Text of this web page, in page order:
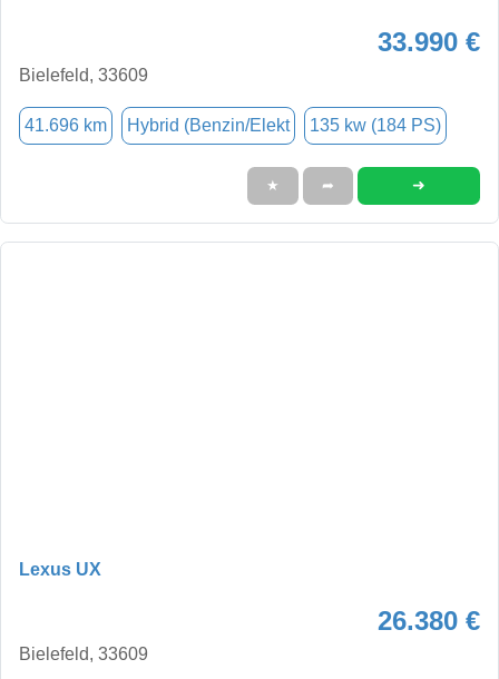
33.990 €
Bielefeld, 33609
41.696 km Hybrid (Benzin/Elekt 135 kw (184 PS)
★ ➦ ➜
Lexus UX
26.380 €
Bielefeld, 33609